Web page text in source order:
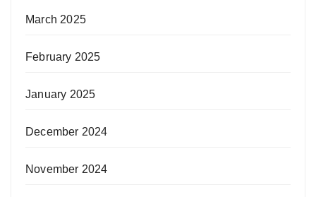
March 2025
February 2025
January 2025
December 2024
November 2024